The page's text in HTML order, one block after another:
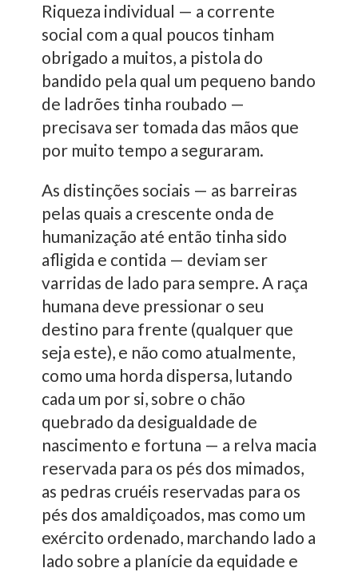
Riqueza individual — a corrente
social com a qual poucos tinham
obrigado a muitos, a pistola do
bandido pela qual um pequeno bando
de ladrões tinha roubado —
precisava ser tomada das mãos que
por muito tempo a seguraram.
As distinções sociais — as barreiras
pelas quais a crescente onda de
humanização até então tinha sido
afligida e contida — deviam ser
varridas de lado para sempre. A raça
humana deve pressionar o seu
destino para frente (qualquer que
seja este), e não como atualmente,
como uma horda dispersa, lutando
cada um por si, sobre o chão
quebrado da desigualdade de
nascimento e fortuna — a relva macia
reservada para os pés dos mimados,
as pedras cruéis reservadas para os
pés dos amaldiçoados, mas como um
exército ordenado, marchando lado a
lado sobre a planície da equidade e